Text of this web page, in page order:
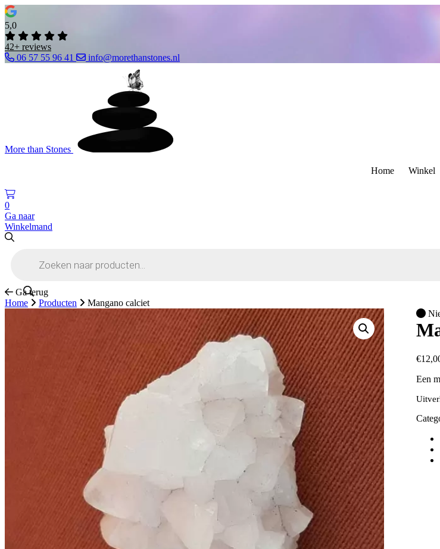
5,0
42+ reviews
06 57 55 96 41
info@morethanstones.nl
More than Stones
Home Winkel
0
Ga naar
Winkelmand
Ga terug
Home
Producten
Mangano calciet
€
Een